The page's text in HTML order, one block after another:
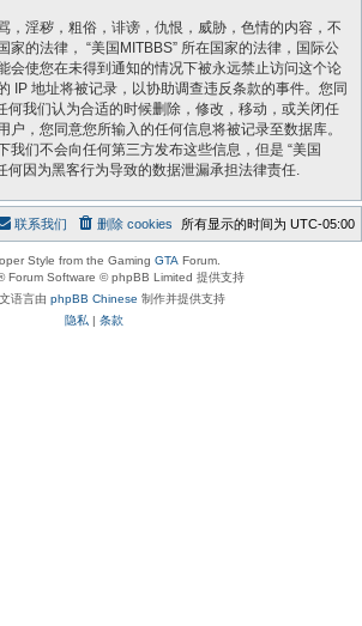
，淫秽，粗俗，诽谤，仇恨，威胁，色情的内容，不
家的法律， “美国MITBBS” 所在国家的法律，国际公
会使您在未得到通知的情况下被永远禁止访问这个论
IP 地址将被记录，以协助调查违反条款的事件。您同
何我们认为合适的时候删除，修改，移动，或关闭任
户，您同意您所输入的任何信息将被记录至数据库。
我们不会向任何第三方发布这些信息，但是 “美国
何因为黑客行为导致的数据泄漏承担法律责任.
所有显示的时间为 UTC-05:00
删除 cookies
联系我们
Style from the Gaming GTA Forum.
Forum Software © phpBB Limited 提供支持
语言由 phpBB Chinese 制作并提供支持
隐私 | 条款